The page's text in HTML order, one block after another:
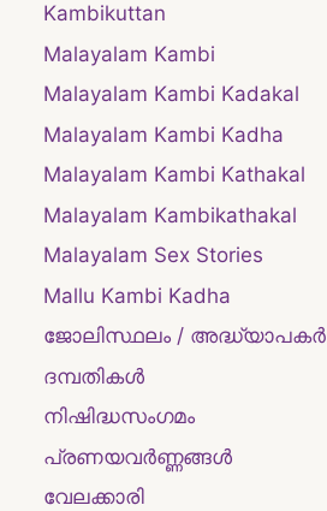
Kambikuttan
Malayalam Kambi
Malayalam Kambi Kadakal
Malayalam Kambi Kadha
Malayalam Kambi Kathakal
Malayalam Kambikathakal
Malayalam Sex Stories
Mallu Kambi Kadha
ജോലിസ്ഥലം / അദ്ധ്യാപകർ
ദമ്പതികള്‍
നിഷിദ്ധസംഗമം
പ്രണയവർണ്ണങ്ങൾ
വേലക്കാരി